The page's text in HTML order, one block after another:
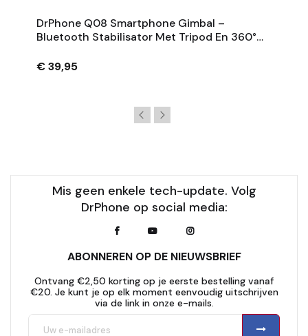
DrPhone Q08 Smartphone Gimbal –
Bluetooth Stabilisator Met Tripod En 360°
€ 39,95
Mis geen enkele tech-update. Volg
DrPhone op social media:
ABONNEREN OP DE NIEUWSBRIEF
Ontvang €2,50 korting op je eerste bestelling vanaf
€20. Je kunt je op elk moment eenvoudig uitschrijven
via de link in onze e-mails.